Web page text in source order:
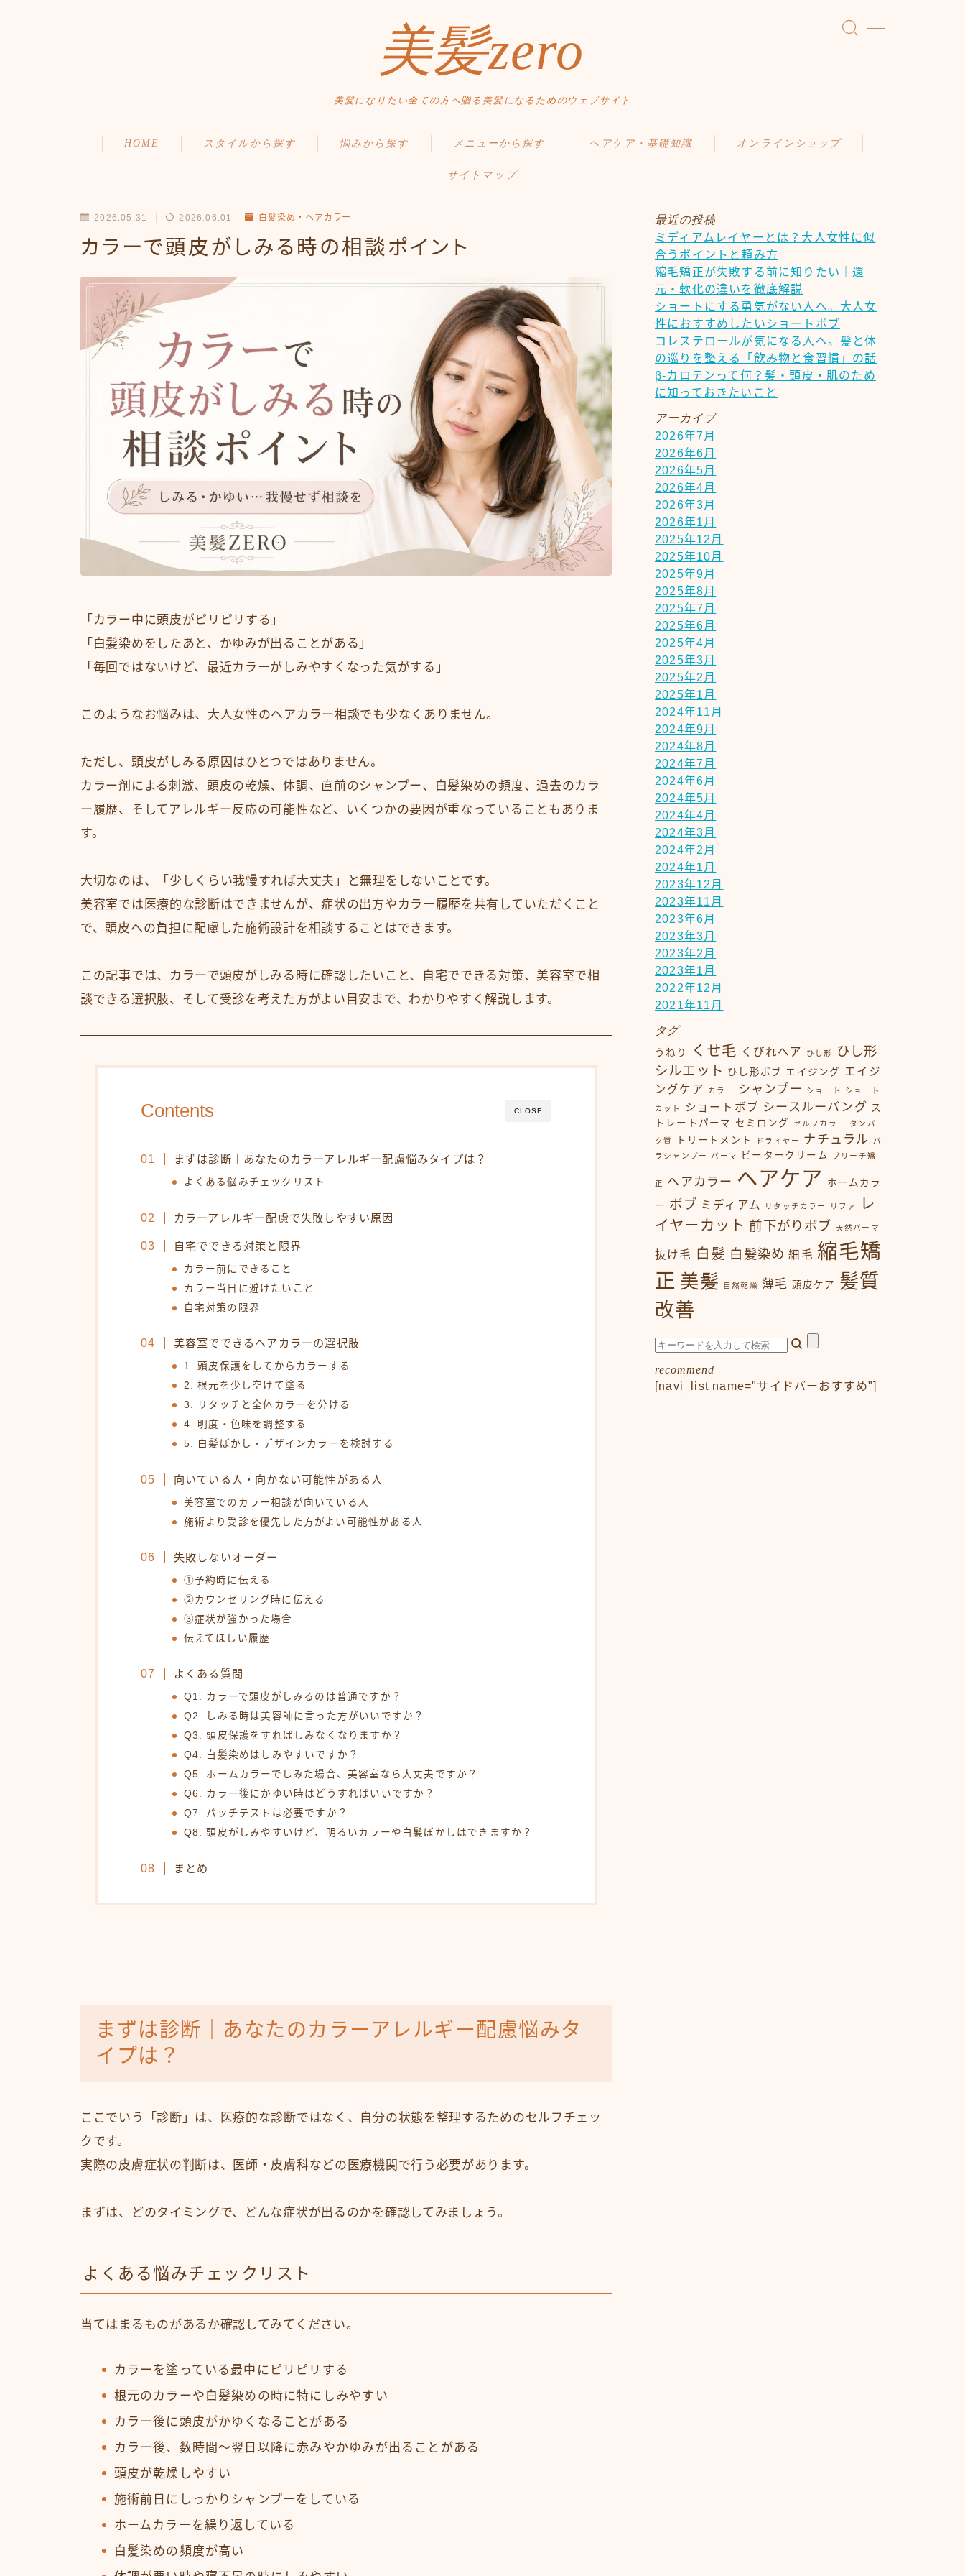
美髪zero
美髪になりたい全ての方へ贈る美髪になるためのウェブサイト
HOME
アクセス・サロン情報
お問い合わせ
スタイルから探す
ミディアム
悩みから探す
ボリューム
メニューから探す
縮毛矯正・髪質改善
パーマ
ヘッドスパ
頭皮ケア
サロンワーク実例
ヘアケア・基礎知識 オンラインショップ
サイトマップ
HOME
ご予約
スタイルから探す
ショート
ミディアム
ロング
悩みから探す
くせ・うねり・広がり
白髪・エイジングケア
白髪染め・ヘアカラー
ヘッドスパ
頭皮ケア
ヘアケア・基礎知識
毛髪の基礎知識
正しいヘアケア
食事・生活習慣
Q＆A
2026.05.31 2026.06.01 白髪染め・ヘアカラー
カラーで頭皮がしみる時の相談ポイント
「カラー中に頭皮がピリピリする」
「白髪染めをしたあと、かゆみが出ることがある」
「毎回ではないけど、最近カラーがしみやすくなった気がする」
このようなお悩みは、大人女性のヘアカラー相談でも少なくありません。
ただし、頭皮がしみる原因はひとつではありません。
カラー剤による刺激、頭皮の乾燥、体調、直前のシャンプー、白髪染めの頻度、過去のカラ
ー履歴、そしてアレルギー反応の可能性など、いくつかの要因が重なっていることもありま
す。
大切なのは、「少しくらい我慢すれば大丈夫」と無理をしないことです。
美容室では医療的な診断はできませんが、症状の出方やカラー履歴を共有していただくこと
で、頭皮への負担に配慮した施術設計を相談することはできます。
この記事では、カラーで頭皮がしみる時に確認したいこと、自宅でできる対策、美容室で相
談できる選択肢、そして受診を考えた方がよい目安まで、わかりやすく解説します。
CLOSE
Contents
まずは診断｜あなたのカラーアレルギー配慮悩みタイプは？
よくある悩みチェックリスト
カラーアレルギー配慮で失敗しやすい原因
自宅でできる対策と限界
カラー前にできること
カラー当日に避けたいこと
自宅対策の限界
美容室でできるヘアカラーの選択肢
1. 頭皮保護をしてからカラーする
2. 根元を少し空けて塗る
3. リタッチと全体カラーを分ける
4. 明度・色味を調整する
5. 白髪ぼかし・デザインカラーを検討する
向いている人・向かない可能性がある人
美容室でのカラー相談が向いている人
施術より受診を優先した方がよい可能性がある人
失敗しないオーダー
①予約時に伝える
②カウンセリング時に伝える
③症状が強かった場合
伝えてほしい履歴
よくある質問
Q1. カラーで頭皮がしみるのは普通ですか？
Q2. しみる時は美容師に言った方がいいですか？
Q3. 頭皮保護をすればしみなくなりますか？
Q4. 白髪染めはしみやすいですか？
Q5. ホームカラーでしみた場合、美容室なら大丈夫ですか？
Q6. カラー後にかゆい時はどうすればいいですか？
Q7. パッチテストは必要ですか？
Q8. 頭皮がしみやすいけど、明るいカラーや白髪ぼかしはできますか？
まとめ
まずは診断｜あなたのカラーアレルギー配慮悩みタ
イプは？
ここでいう「診断」は、医療的な診断ではなく、自分の状態を整理するためのセルフチェッ
クです。
実際の皮膚症状の判断は、医師・皮膚科などの医療機関で行う必要があります。
まずは、どのタイミングで、どんな症状が出るのかを確認してみましょう。
よくある悩みチェックリスト
当てはまるものがあるか確認してみてください。
カラーを塗っている最中にピリピリする
根元のカラーや白髪染めの時に特にしみやすい
カラー後に頭皮がかゆくなることがある
カラー後、数時間〜翌日以降に赤みやかゆみが出ることがある
頭皮が乾燥しやすい
施術前日にしっかりシャンプーをしている
ホームカラーを繰り返している
白髪染めの頻度が高い
最近の投稿
ミディアムレイヤーとは？大人女性に似
合うポイントと頼み方
縮毛矯正が失敗する前に知りたい｜還
元・軟化の違いを徹底解説
ショートにする勇気がない人へ。大人女
性におすすめしたいショートボブ
コレステロールが気になる人へ。髪と体
の巡りを整える「飲み物と食習慣」の話
β-カロテンって何？髪・頭皮・肌のため
に知っておきたいこと
アーカイブ
2026年7月
2026年6月
2026年5月
2026年4月
2026年3月
2026年1月
2025年12月
2025年10月
2025年9月
2025年8月
2025年7月
2025年6月
2025年4月
2025年3月
2025年2月
2025年1月
2024年11月
2024年9月
2024年8月
2024年7月
2024年6月
2024年5月
2024年4月
2024年3月
2024年2月
2024年1月
2023年12月
2023年11月
2023年6月
2023年3月
2023年2月
2023年1月
2022年12月
2021年11月
タグ
うねり くせ毛 くびれヘア ひし形
ひし形
シルエット ひし形ボブ エイジング エイジ
ングケア
カラー シャンプー ショート ショート
カット ショートボブ シースルーバング ス
トレートパーマ セミロング セルフカラー
タンパ
ク質
トリートメント ドライヤー ナチュラル
パ
ラシャンプー
パーマ ビータークリーム ブリーチ矯
正 ヘアカラー ヘアケア ホームカラ
ー ボブ ミディアム リタッチカラー リファ
レ
イヤーカット 前下がりボブ 天然パーマ
抜け毛 白髪 白髪染め 細毛 縮毛矯
正 美髪 自然乾燥 薄毛 頭皮ケア 髪質
改善
recommend
[navi_list name="サイドバーおすすめ"]